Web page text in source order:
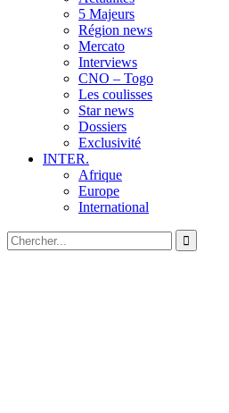
5 Majeurs
Région news
Mercato
Interviews
CNO – Togo
Les coulisses
Star news
Dossiers
Exclusivité
INTER.
Afrique
Europe
International